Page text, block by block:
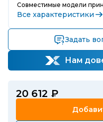
Совместимые модели
Все характеристики
Задать
Нам
20 612 ₽